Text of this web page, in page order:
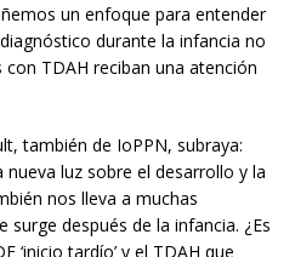
un enfoque para entender
durante la infancia no
TDAH reciban una atención
también de IoPPN, subraya:
luz sobre el desarrollo y la
nos lleva a muchas
surge después de la infancia. ¿Es
‘inicio tardío’ y el TDAH que